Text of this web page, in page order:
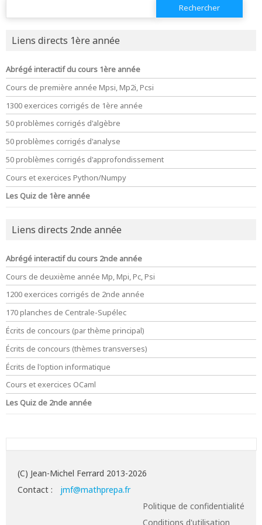
Liens directs 1ère année
Abrégé interactif du cours 1ère année
Cours de première année Mpsi, Mp2i, Pcsi
1300 exercices corrigés de 1ère année
50 problèmes corrigés d'algèbre
50 problèmes corrigés d'analyse
50 problèmes corrigés d'approfondissement
Cours et exercices Python/Numpy
Les Quiz de 1ère année
Liens directs 2nde année
Abrégé interactif du cours 2nde année
Cours de deuxième année Mp, Mpi, Pc, Psi
1200 exercices corrigés de 2nde année
170 planches de Centrale-Supélec
Écrits de concours (par thème principal)
Écrits de concours (thèmes transverses)
Écrits de l'option informatique
Cours et exercices OCaml
Les Quiz de 2nde année
(C) Jean-Michel Ferrard 2013-2026
Contact :
jmf@mathprepa.fr
Politique de confidentialité
Conditions d'utilisation